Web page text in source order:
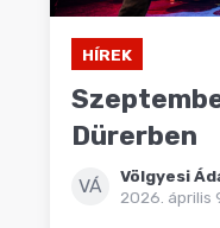
HÍREK
Dürerben
VÁ
Völgyesi
2026. április